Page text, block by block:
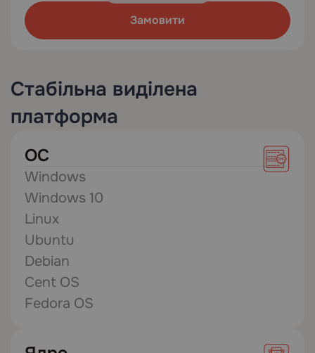
Замовити
Стабільна виділена
платформа
ОС
Windows
Windows 10
Linux
Ubuntu
Debian
Cent OS
Fedora OS